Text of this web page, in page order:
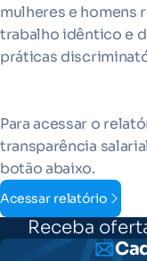
mulheres e homens
trabalho idêntico e
práticas
Para acessar o
transparência
botão abaixo.
Acessar relatório
Receba